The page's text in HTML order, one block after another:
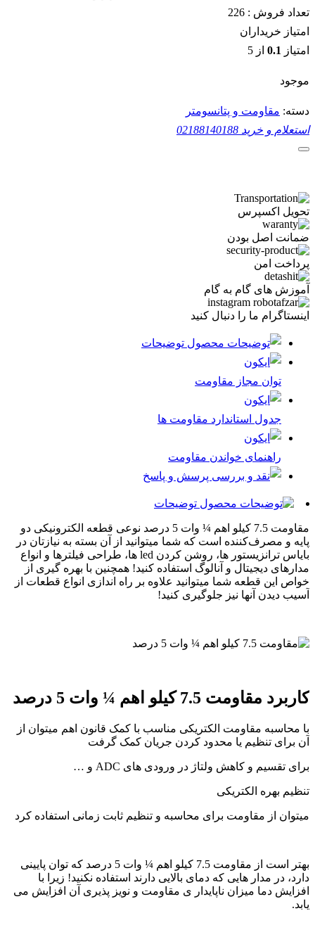
تعداد فروش : 226
امتیاز خریداران
امتیاز 0.1 از 5
موجود
دسته: مقاومت و پتانسومتر
استعلام و خرید 02188140188
تحویل اکسپرس
ضمانت اصل بودن
پرداخت امن
آموزش های گام به گام
اینستاگرام ما را دنبال کنید
توضیحات
توان مجاز مقاومت
جدول استاندارد مقاومت ها
راهنمای خواندن مقاومت
پرسش و پاسخ
توضیحات
مقاومت 7.5 کیلو اهم ¼ وات 5 درصد نوعی قطعه الکترونیکی دو
پایه و مصرف‌کننده است که شما میتوانید از آن بسته به نیازتان در
بایاس ترانزیستور ها، روشن کردن led ها، طراحی فیلترها و انواع
مدارهای دیجیتال و آنالوگ استفاده کنید! همچنین با بهره گیری از
خواص این قطعه شما میتوانید علاوه بر راه اندازی انواع قطعات از
آسیب دیدن آنها نیز جلوگیری کنید!
کاربرد مقاومت 7.5 کیلو اهم ¼ وات 5 درصد
با محاسبه مقاومت الکتریکی مناسب با کمک قانون اهم میتوان از
آن برای تنظیم یا محدود کردن جریان کمک گرفت
برای تقسیم و کاهش ولتاژ در ورودی های ADC و …
تنظیم بهره الکتریکی
میتوان از مقاومت برای محاسبه و تنظیم ثابت زمانی استفاده کرد
بهتر است از مقاومت 7.5 کیلو اهم ¼ وات 5 درصد که توان پایینی
دارد، در مدار هایی که دمای بالایی دارند استفاده نکنید! زیرا با
افزایش دما میزان ناپایدار ی مقاومت و نویز پذیری آن افزایش می
یابد.